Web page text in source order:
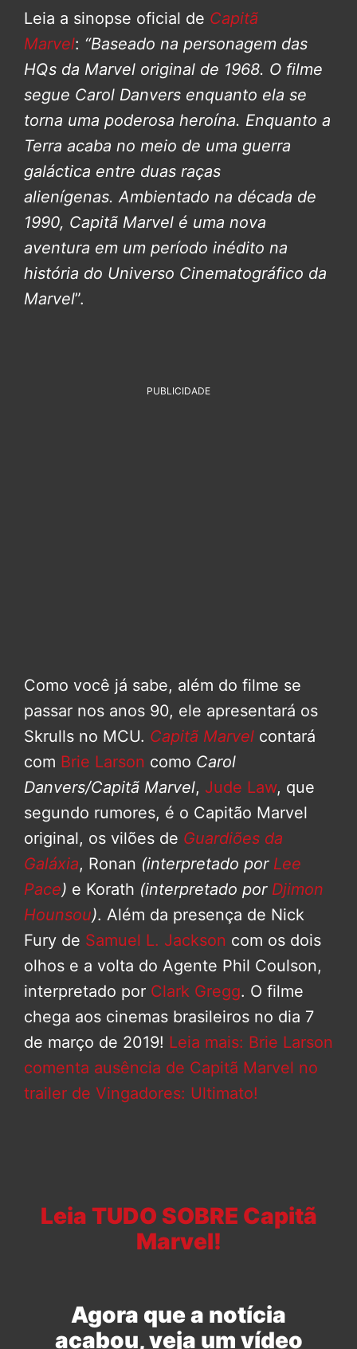
Leia a sinopse oficial de Capitã
Marvel: “Baseado na personagem das
HQs da Marvel original de 1968. O filme
segue Carol Danvers enquanto ela se
torna uma poderosa heroína. Enquanto a
Terra acaba no meio de uma guerra
galáctica entre duas raças
alienígenas. Ambientado na década de
1990, Capitã Marvel é uma nova
aventura em um período inédito na
história do Universo Cinematográfico da
Marvel”.
PUBLICIDADE
Como você já sabe, além do filme se
passar nos anos 90, ele apresentará os
Skrulls no MCU. Capitã Marvel contará
com Brie Larson como Carol
Danvers/Capitã Marvel, Jude Law, que
segundo rumores, é o Capitão Marvel
original, os vilões de Guardiões da
Galáxia, Ronan (interpretado por Lee
Pace) e Korath (interpretado por Djimon
Hounsou). Além da presença de Nick
Fury de Samuel L. Jackson com os dois
olhos e a volta do Agente Phil Coulson,
interpretado por Clark Gregg. O filme
chega aos cinemas brasileiros no dia 7
de março de 2019! Leia mais: Brie Larson
comenta ausência de Capitã Marvel no
trailer de Vingadores: Ultimato!
Leia TUDO SOBRE Capitã
Marvel!
Agora que a notícia
acabou, veja um vídeo